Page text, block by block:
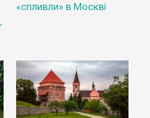
«спливли» в Москві